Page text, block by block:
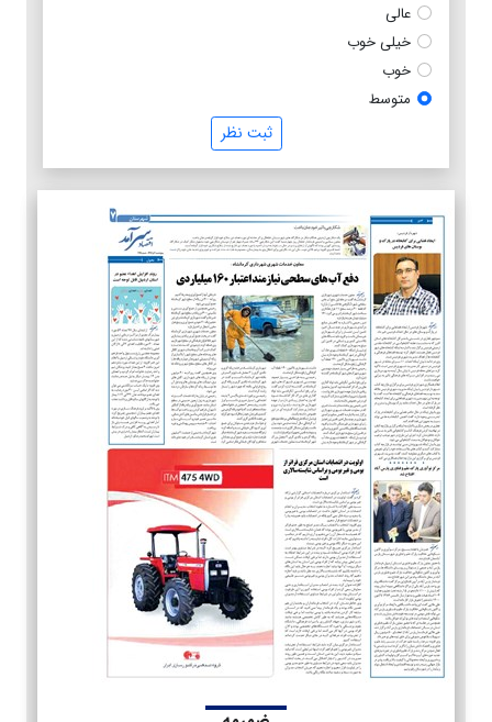
عالی
خیلی خوب
خوب
متوسط
ثبت نظر